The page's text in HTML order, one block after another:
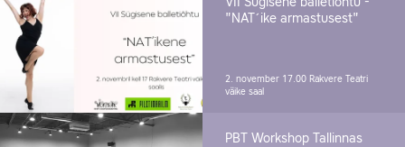
VII Sügisene balletiõhtu -
"NAT´ike armastusest"
2. november 17.00 Rakvere Teatri
väike saal
PBT Workshop Tallinnas